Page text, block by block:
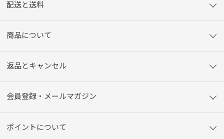
配送と送料
商品について
返品とキャンセル
会員登録・メールマガジン
ポイントについて